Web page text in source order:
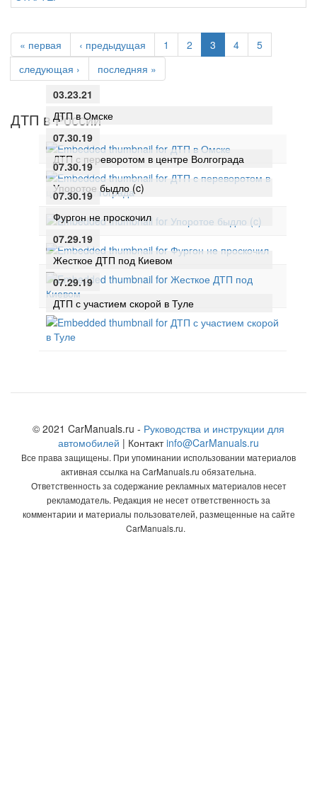
« первая ‹ предыдущая 1 2 3 4
5
следующая ›
последняя »
ДТП в России
03.23.21
ДТП в Омске
07.30.19
ДТП с переворотом в центре Волгограда
07.30.19
Упоротое быдло (c)
07.30.19
Фургон не проскочил
07.29.19
Жесткое ДТП под Киевом
07.29.19
ДТП с участием скорой в Туле
© 2021 CarManuals.ru - Руководства и инструкции для
автомобилей | Контактinfo@CarManuals.ru
Все права защищены. При упоминании использовании материалов
активная ссылка на CarManuals.ru обязательна.
Ответственность за содержание рекламных материалов несет
рекламодатель. Редакция не несет ответственность за
комментарии и материалы пользователей, размещенные на сайте
CarManuals.ru.